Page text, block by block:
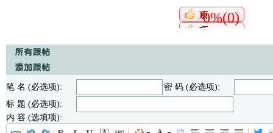
0%(0)
笔 名 (必选项):
密 码 (必选项):
标 题 (必选项):
内 容 (选填项):